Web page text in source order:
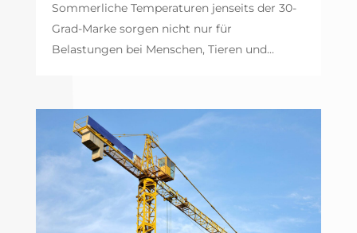
Sommerliche Temperaturen jenseits der 30-
Grad-Marke sorgen nicht nur für
Belastungen bei Menschen, Tieren und...